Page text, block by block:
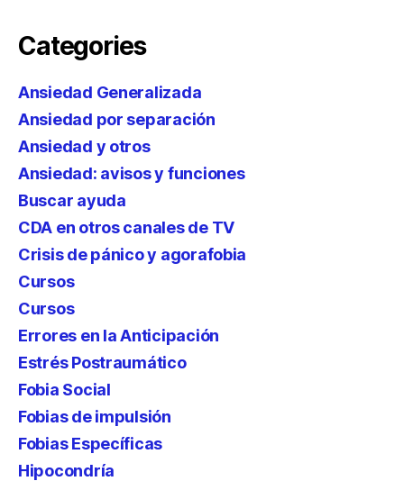
Categories
Ansiedad Generalizada
Ansiedad por separación
Ansiedad y otros
Ansiedad: avisos y funciones
Buscar ayuda
CDA en otros canales de TV
Crisis de pánico y agorafobia
Cursos
Cursos
Errores en la Anticipación
Estrés Postraumático
Fobia Social
Fobias de impulsión
Fobias Específicas
Hipocondría